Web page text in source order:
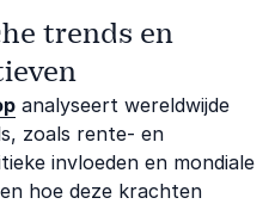
trends en
analyseert wereldwijde
zoals rente- en
invloeden en mondiale
hoe deze krachten